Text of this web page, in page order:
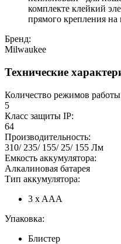
комплекте клейкий
прямого крепления на
Бренд:
Milwaukee
Технические
Количество режимов
5
Класс защиты IP:
64
Производительность:
310/ 235/ 155/ 25/ 155 Лм
Емкость аккумулятора:
Алкалиновая батарея
Тип аккумулятора:
3 x AAA
Упаковка:
Блистер